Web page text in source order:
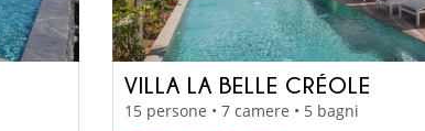
VILLA LA BELLE CRÉOLE
15 persone • 7 camere • 5 bagni